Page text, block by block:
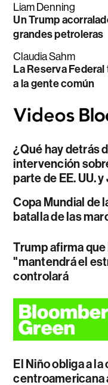
Liam Denning
Un Trump
grandes petroleras
Claudia Sahm
La Reserva
a la gente común
¿Qué hay detrás
intervención
parte de EE. UU.
Copa Mundial de
batalla de las
Trump afirma que
"mantendrá el
controlará
El Niño obliga a
centroamericana